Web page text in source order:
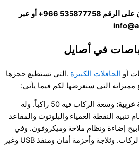
للحجوزات، تواصل معنا الآن على الرقم 535877758 966+ أو عبر
في أصايل
أو الحافلات الكبيرة .التي تستطيع حجزها
التي سنعرضها لكم فيما يأتي:
وسعة الركاب فيه 50 راكباً. وله
تنبيه النقطة العمياء والبلوتوث والمقاعد
إضاءة ونظام ملاحة وميكروفون. وفي
الباص باب للفصل بين الركاب. وثلاجة وأحزمة أمان ومنفذ USB وغير